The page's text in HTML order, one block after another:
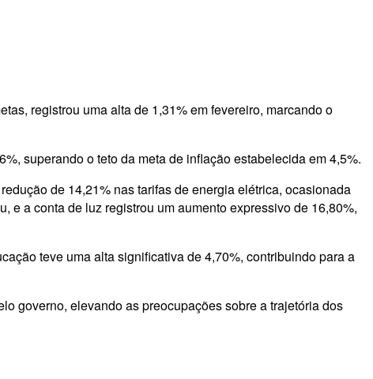
registrou uma alta de 1,31% em fevereiro, marcando o
superando o teto da meta de inflação estabelecida em 4,5%.
de 14,21% nas tarifas de energia elétrica, ocasionada
e a conta de luz registrou um aumento expressivo de 16,80%,
teve uma alta significativa de 4,70%, contribuindo para a
governo, elevando as preocupações sobre a trajetória dos